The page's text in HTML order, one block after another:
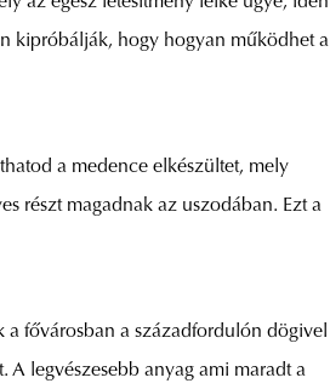
kipróbálják, hogy hogyan működhet a
a medence elkészültet, mely
részt magadnak az uszodában. Ezt a
fővárosban a századfordulón dögivel
A legvészesebb anyag ami maradt a